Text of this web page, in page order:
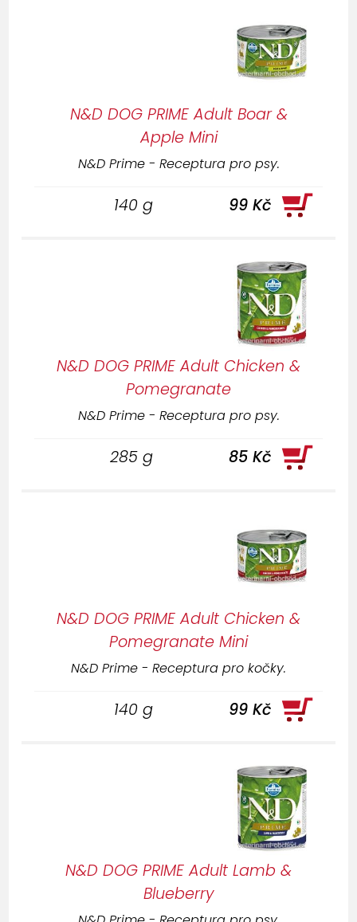
N&D DOG PRIME Adult Boar &
Apple Mini
N&D Prime - Receptura pro psy.
140 g 99 Kč
N&D DOG PRIME Adult Chicken &
Pomegranate
N&D Prime - Receptura pro psy.
285 g 85 Kč
N&D DOG PRIME Adult Chicken &
Pomegranate Mini
N&D Prime - Receptura pro kočky.
140 g 99 Kč
N&D DOG PRIME Adult Lamb &
Blueberry